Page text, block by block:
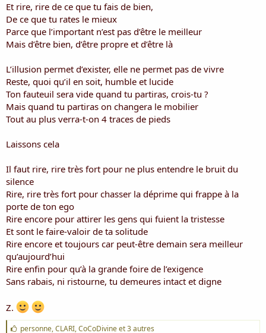
Et rire, rire de ce que tu fais de bien,
De ce que tu rates le mieux
Parce que l’important n’est pas d’être le meilleur
Mais d’être bien, d’être propre et d’être là
L’illusion permet d’exister, elle ne permet pas de vivre
Reste, quoi qu’il en soit, humble et lucide
Ton fauteuil sera vide quand tu partiras, crois-tu ?
Mais quand tu partiras on changera le mobilier
Tout au plus verra-t-on 4 traces de pieds
Laissons cela
Il faut rire, rire très fort pour ne plus entendre le bruit du
silence
Rire, rire très fort pour chasser la déprime qui frappe à la
porte de ton ego
Rire encore pour attirer les gens qui fuient la tristesse
Et sont le faire-valoir de ta solitude
Rire encore et toujours car peut-être demain sera meilleur
qu’aujourd’hui
Rire enfin pour qu’à la grande foire de l’exigence
Sans rabais, ni ristourne, tu demeures intact et digne
Z.
Jpersonne,CLARI,CoCoDivineet 3 autres